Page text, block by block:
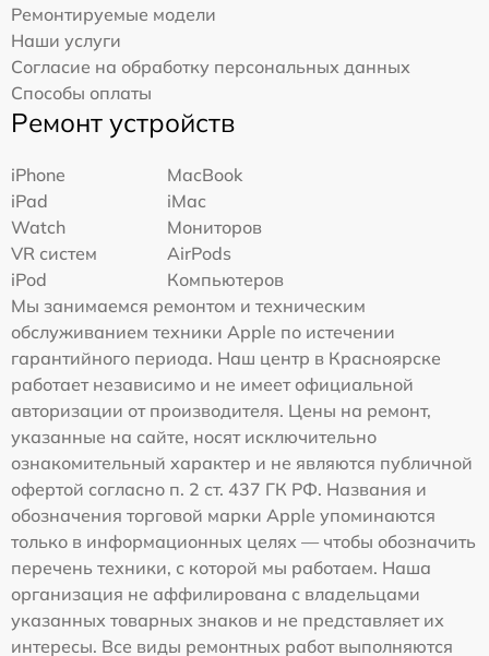
Ремонтируемые модели
Наши услуги
Согласие на обработку персональных данных
Способы оплаты
Ремонт устройств
iPhone
MacBook
iPad
iMac
Watch
Мониторов
VR систем
AirPods
iPod
Компьютеров
Мы занимаемся ремонтом и техническим
обслуживанием техники Apple по истечении
гарантийного периода. Наш центр в Красноярске
работает независимо и не имеет официальной
авторизации от производителя. Цены на ремонт,
указанные на сайте, носят исключительно
ознакомительный характер и не являются публичной
офертой согласно п. 2 ст. 437 ГК РФ. Названия и
обозначения торговой марки Apple упоминаются
только в информационных целях — чтобы обозначить
перечень техники, с которой мы работаем. Наша
организация не аффилирована с владельцами
указанных товарных знаков и не представляет их
интересы. Все виды ремонтных работ выполняются